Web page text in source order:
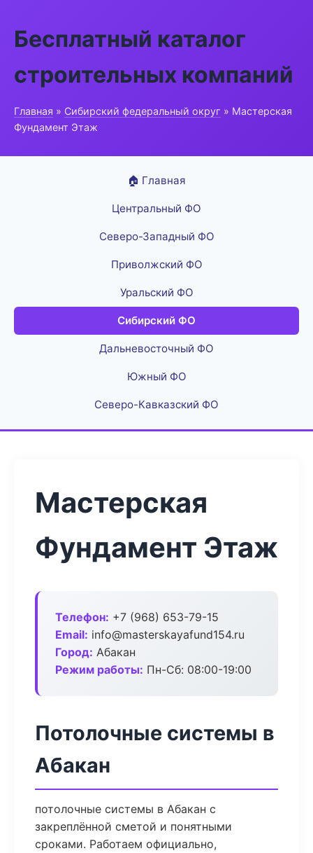
Бесплатный каталог
строительных компаний
Главная » Сибирский федеральный округ » Мастерская
Фундамент Этаж
🏠 Главная
Центральный ФО
Северо-Западный ФО
Приволжский ФО
Уральский ФО
Сибирский ФО
Дальневосточный ФО
Южный ФО
Северо-Кавказский ФО
Мастерская
Фундамент Этаж
Телефон: +7 (968) 653-79-15
Email: info@masterskayafund154.ru
Город: Абакан
Режим работы: Пн-Сб: 08:00-19:00
Потолочные системы в
Абакан
потолочные системы в Абакан с
закреплённой сметой и понятными
сроками. Работаем официально,